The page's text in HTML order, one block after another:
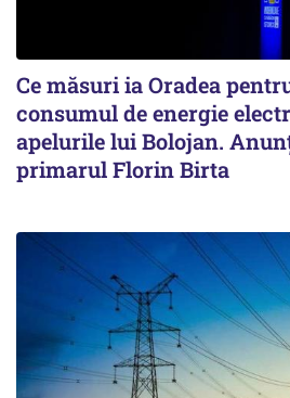
Ce măsuri ia Oradea
consumul de energie
apelurile lui Bolojan.
primarul Florin Birta